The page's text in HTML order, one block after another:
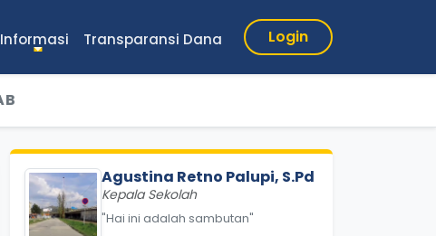
Informasi Transparansi Dana Login
Agustina Retno Palupi, S.Pd
Kepala Sekolah
"Hai ini adalah sambutan"